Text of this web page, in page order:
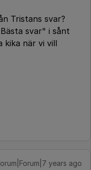
Tristans svar?
svar" i sånt
kika när vi vill
years ago